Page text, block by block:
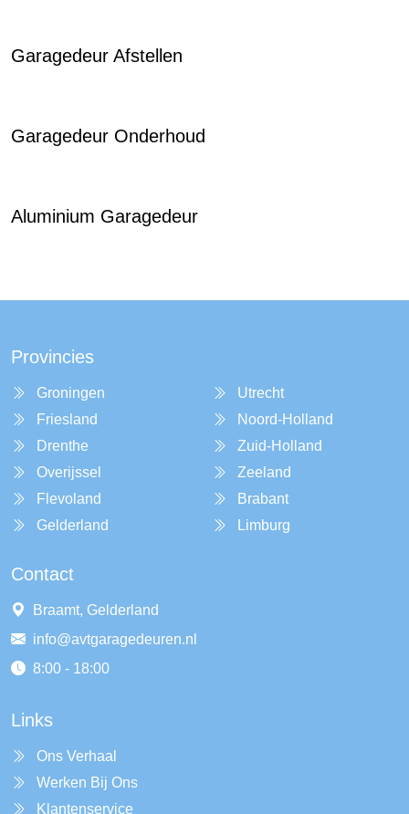
Garagedeur Afstellen
Garagedeur Onderhoud
Aluminium Garagedeur
Provincies
Groningen
Friesland
Drenthe
Overijssel
Flevoland
Gelderland
Utrecht
Noord-Holland
Zuid-Holland
Zeeland
Brabant
Limburg
Contact
Braamt, Gelderland
info@avtgaragedeuren.nl
8:00 - 18:00
Links
Ons Verhaal
Werken Bij Ons
Klantenservice